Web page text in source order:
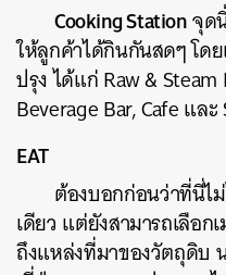
Cooking Stationจุด
ให้ลูกค้าได้กินกันสดๆ โด
ปรุง ได้แก่ Raw &
Beverage Bar, Cafe แล
EAT
ต้องบอกก่อนว่าที่นี่ไ
เดียว แต่ยังสามารถเลือ
ถึงแหล่งที่มาของวัตถุดิบ